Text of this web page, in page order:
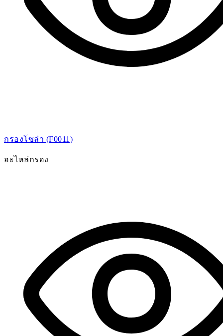
กรองโซล่า (F0011)
อะไหล่กรอง